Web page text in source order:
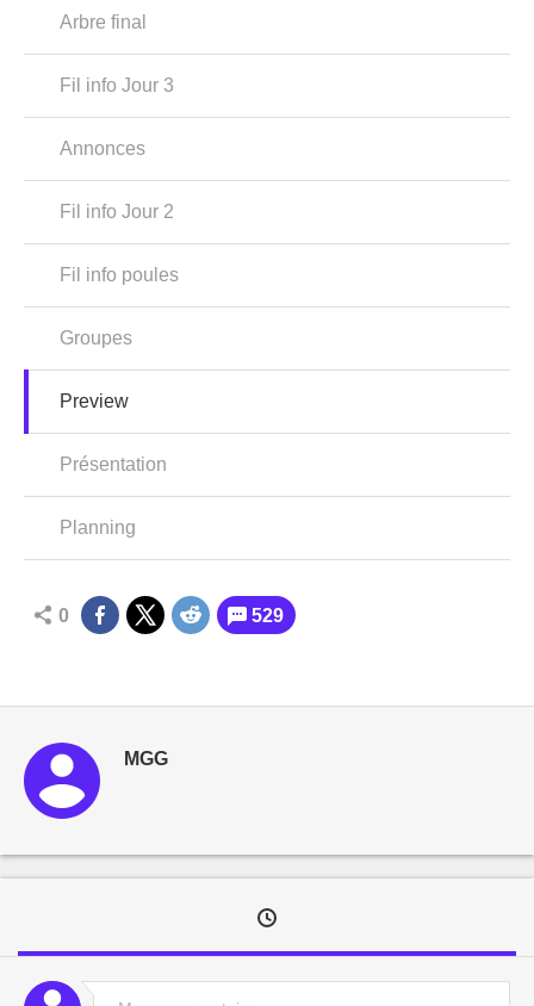
Arbre final
Fil info Jour 3
Annonces
Fil info Jour 2
Fil info poules
Groupes
Preview
Présentation
Planning
0 529
MGG